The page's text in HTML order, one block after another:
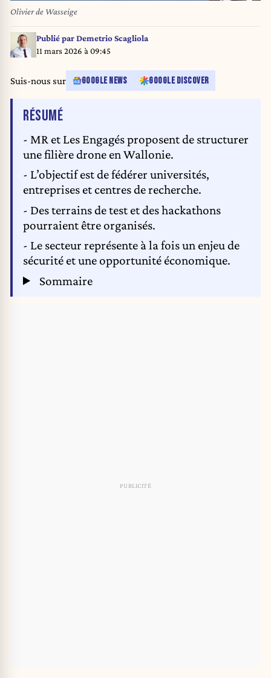
Olivier de Wasseige
Publié parDemetrio Scagliola
11 mars 2026 à 09:45
Suis-nous sur GOOGLE NEWS GOOGLE DISCOVER
RÉSUMÉDE L'ARTICLE
- MR et Les Engagés proposent de structurer
une filière drone en Wallonie.
- L’objectif est de fédérer universités,
entreprises et centres de recherche.
- Des terrains de test et des hackathons
pourraient être organisés.
- Le secteur représente à la fois un enjeu de
sécurité et une opportunité économique.
Sommaire